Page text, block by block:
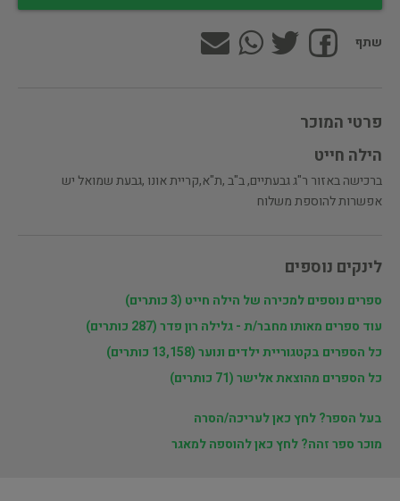
שתף
פרטי המוכר
הילה חייט
ברכישה באזור ר"ג גבעתיים, ב"ב ,ת"א,קריית אונו ,גבעת שמואל יש
אפשרות להוספת משלוח
לינקים נוספים
ספרים נוספים למכירה של הילה חייט (3 כותרים)
עוד ספרים מאותו מחבר/ת - גלילה רון פדר (287 כותרים)
כל הספרים בקטגוריית ילדים ונוער (13,158 כותרים)
כל הספרים מהוצאת אלישר (71 כותרים)
בעל הספר? לחץ כאן לעריכה/הסרה
מוכר ספר זהה? לחץ כאן להוספה למאגר